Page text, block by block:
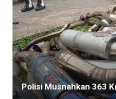
Polisi Musnahkan 363